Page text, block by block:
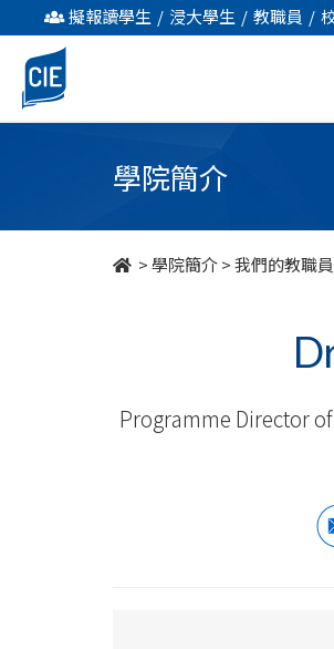
我
們
的
擬報讀學生 / 浸大學生 / 教職員 /
學院簡介
>學院簡介>我們的教職員
Programme Director